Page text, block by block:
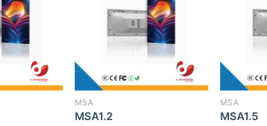
MSA
MSA1.2
MSA
MSA1.5